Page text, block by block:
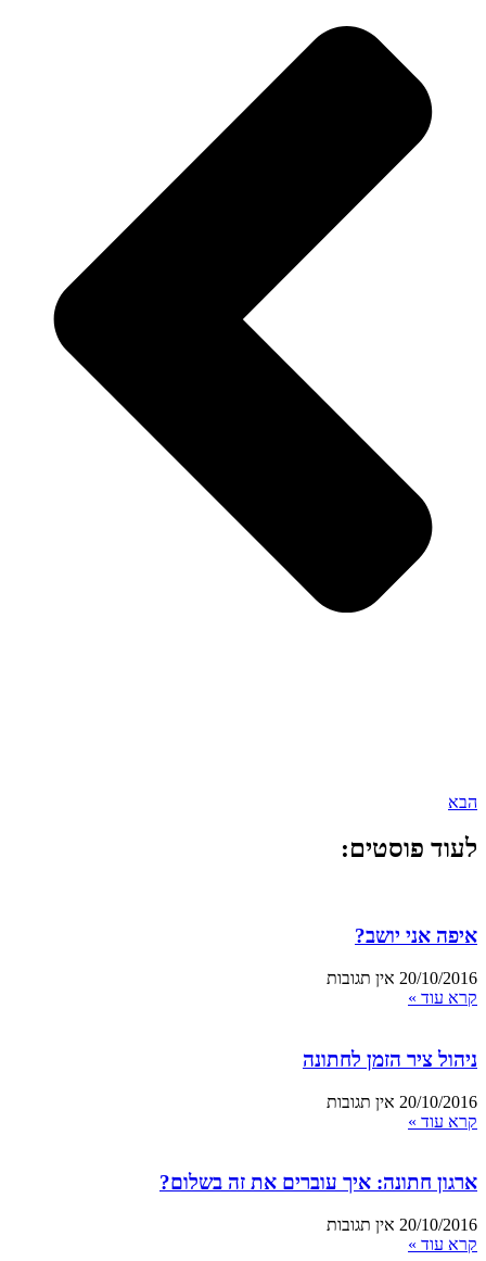
הבא
לעוד פוסטים:
איפה אני יושב?
20/10/2016 אין תגובות
קרא עוד »
ניהול ציר הזמן לחתונה
20/10/2016 אין תגובות
קרא עוד »
ארגון חתונה: איך עוברים את זה בשלום?
20/10/2016 אין תגובות
קרא עוד »